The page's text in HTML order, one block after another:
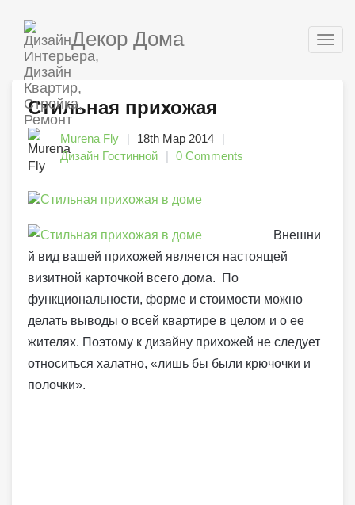
Декор Дома
Стильная прихожая
Murena Fly
18th Мар 2014
Дизайн Гостинной
0 Comments
Внешни
й вид вашей прихожей является настоящей
визитной карточкой всего дома. По
функциональности, форме и стоимости можно
делать выводы о всей квартире в целом и о ее
жителях. Поэтому к дизайну прихожей не следует
относиться халатно, «лишь бы были крючочки и
полочки».